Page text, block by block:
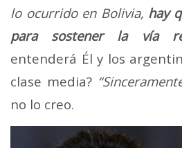
lo ocurrido en Bolivia, hay
para sostener la vía
entenderá Él y los
clase media?
no lo creo.